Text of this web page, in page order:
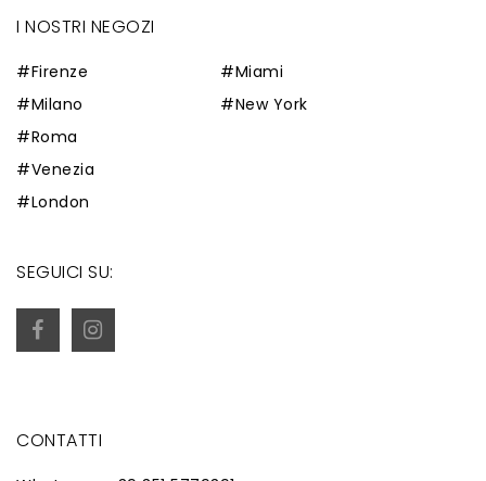
I NOSTRI NEGOZI
#Firenze
#Milano
#Roma
#Venezia
#London
#Miami
#New York
SEGUICI SU:
CONTATTI